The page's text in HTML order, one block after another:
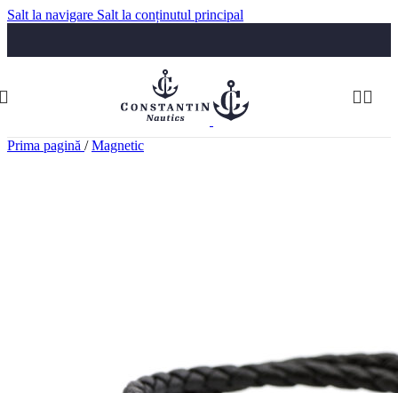
Salt la navigare Salt la conținutul principal
Luni-Vineri: 09:30-17:30
comenzi@constantinnautics.ro
Prima pagină / Magnetic